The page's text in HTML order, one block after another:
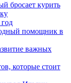
бросает курить
помощник в
важных
которые стоит